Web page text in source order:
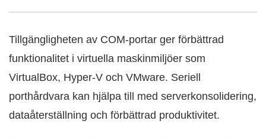
Tillgängligheten av COM-portar ger förbättrad
funktionalitet i virtuella maskinmiljöer som
VirtualBox, Hyper-V och VMware. Seriell
porthårdvara kan hjälpa till med serverkonsolidering,
dataåterställning och förbättrad produktivitet.